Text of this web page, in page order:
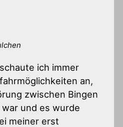
ich immer
an,
zwischen Bingen
und es wurde
meiner erst